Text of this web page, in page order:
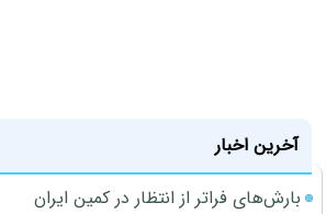
آخرین اخبار
بارش‌های فراتر از انتظار در کمین ایران